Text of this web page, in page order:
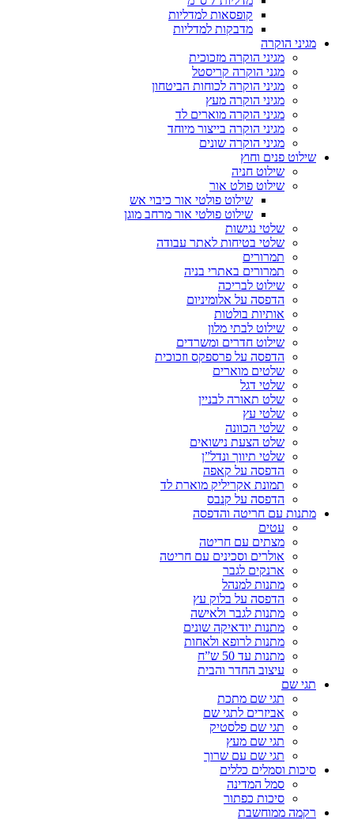
קופסאות למדליות
מדבקות למדליות
מגיני הוקרה
מגיני הוקרה מזכוכית
מגני הוקרה קריסטל
מגיני הוקרה לכוחות הביטחון
מגיני הוקרה מעץ
מגיני הוקרה מוארים לד
מגיני הוקרה בייצור מיוחד
מגיני הוקרה שונים
שילוט פנים וחוץ
שילוט חניה
שילוט פולט אור
שילוט פולטי אור כיבוי אש
שילוט פולטי אור מרחב מוגן
שלטי נגישות
שלטי בטיחות לאתר עבודה
תמרורים
תמרורים באתרי בניה
שילוט לבריכה
הדפסה על אלומיניום
אותיות בולטות
שילוט לבתי מלון
שילוט חדרים ומשרדים
הדפסה על פרספקס וזכוכית
שלטים מוארים
שלטי דגל
שלט תאורה לבניין
שלטי עץ
שלטי הכוונה
שלט הצעת נישואים
שלטי תיווך ונדל”ן
הדפסה על קאפה
תמונת אקריליק מוארת לד
הדפסה על קנבס
מתנות עם חריטה והדפסה
עטים
מצתים עם חריטה
אולרים וסכינים עם חריטה
ארנקים לגבר
מתנות למנהל
הדפסה על בלוק עץ
מתנות לגבר ולאישה
מתנות יודאיקה שונים
מתנות לרופא ולאחות
מתנות עד 50 ש”ח
עיצוב החדר והבית
תגי שם
תגי שם מתכת
אביזרים לתגי שם
תגי שם פלסטיק
תגי שם מעץ
תגי שם עם שרוך
סיכות וסמלים כללים
סמל המדינה
סיכות כפתור
רקמה ממוחשבת